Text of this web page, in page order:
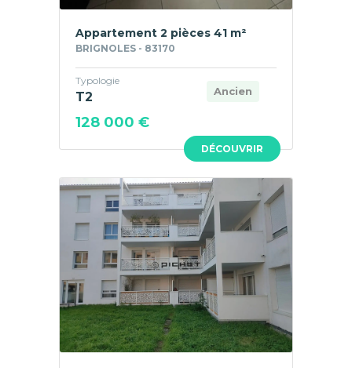
DÉCOUVRIR
Appartement 2 pièces 41 m²
BRIGNOLES - 83170
Ancien
Typologie
T2
128 000 €